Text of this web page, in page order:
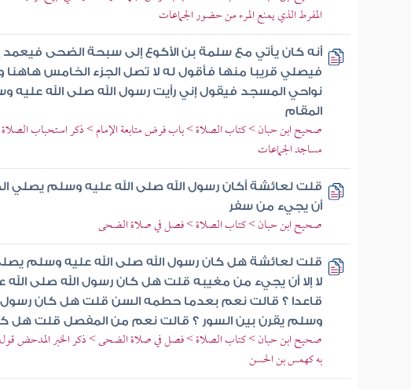
المفرط الذي يمنع المرء من حضور الجماعات
أنه كان يأتي مع سلمة بن الأكوع إلى سبحة الضحى فيعمد
فيصلي قريبا منها فأقول له لا تصل الجزء الخامس هاهنا
نواحي المسجد فيقول إني رأيت رسول الله صلى الله عليه
المقام
صحيح ابن حبان > كتاب الصلاة > باب فرض متابعة الإمام > ذكر استحباب الصلاة
مساجد الجماعات
قلت لعائشة أكان رسول الله صلى الله عليه وسلم يصلي
أن يجيء من سفر
صحيح ابن حبان > كتاب الصلاة > فصل في صلاة الضحى
قلت لعائشة هل كان رسول الله صلى الله عليه وسلم
لا إلا أن يجيء من مغيبه قلت هل كان رسول الله صلى
قاعدا ؟ قالت نعم بعدما حطمه السن قلت هل كان رسول
وسلم يقرن بين السور ؟ قالت نعم من المفصل قلت هل
صحيح ابن حبان > كتاب الصلاة > فصل في صلاة الضحى > ذكر الخبر المدحض قول
به كهمس بن الحسن